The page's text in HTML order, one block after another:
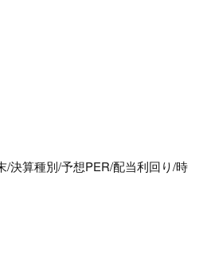
/決算種別/予想PER/配当利回り/時